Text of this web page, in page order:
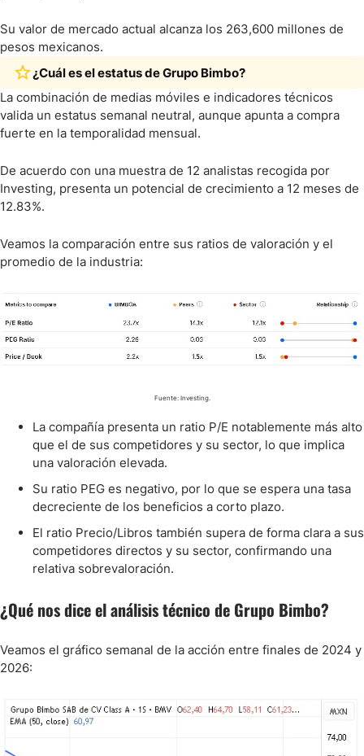
Su valor de mercado actual alcanza los 263,600 millones de
pesos mexicanos.
¿Cuál es el estatus de Grupo Bimbo?
La combinación de medias móviles e indicadores técnicos
valida un estatus semanal neutral, aunque apunta a compra
fuerte en la temporalidad mensual.
De acuerdo con una muestra de 12 analistas recogida por
Investing, presenta un potencial de crecimiento a 12 meses de
12.83%.
Veamos la comparación entre sus ratios de valoración y el
promedio de la industria:
Fuente: Investing.
La compañía presenta un ratio P/E notablemente más alto
que el de sus competidores y su sector, lo que implica
una valoración elevada.
Su ratio PEG es negativo, por lo que se espera una tasa
decreciente de los beneficios a corto plazo.
El ratio Precio/Libros también supera de forma clara a sus
competidores directos y su sector, confirmando una
relativa sobrevaloración.
¿Qué nos dice el análisis técnico de Grupo Bimbo?
Veamos el gráfico semanal de la acción entre finales de 2024 y
2026: